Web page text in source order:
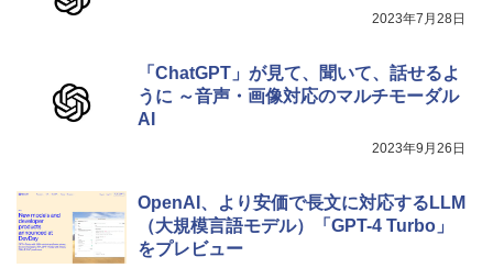
New Amazon Kindle Scribe Colorsoft |
整、色調調節ライト、プレミアムペン付
き、グラファイト
2023年7月28日
「ChatGPT」が見て、聞いて、話せるよ
うに ～音声・画像対応のマルチモーダル
AI
2023年9月26日
OpenAI、より安価で長文に対応するLLM
（大規模言語モデル）「GPT-4 Turbo」
をプレビュー